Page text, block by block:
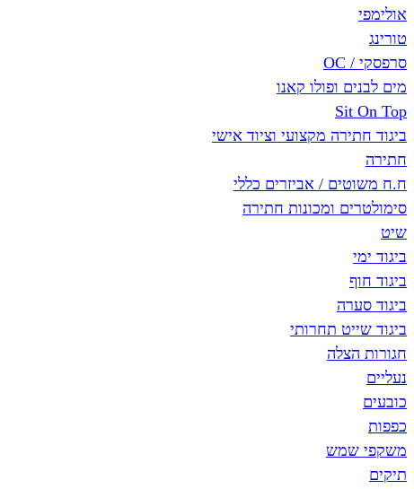
אולימפי
טורינג
סרפסקי / OC
מים לבנים ופולו קאנו
Sit On Top
ביגוד חתירה מקצועי וציוד אישי
חתירה
ח.ח משוטים / אביזרים כללי
סימולטרים ומכונות חתירה
שיט
ביגוד ימי
ביגוד חוף
ביגוד סערה
ביגוד שייט תחרותי
חגורות הצלה
נעליים
כובעים
כפפות
משקפי שמש
תיקים